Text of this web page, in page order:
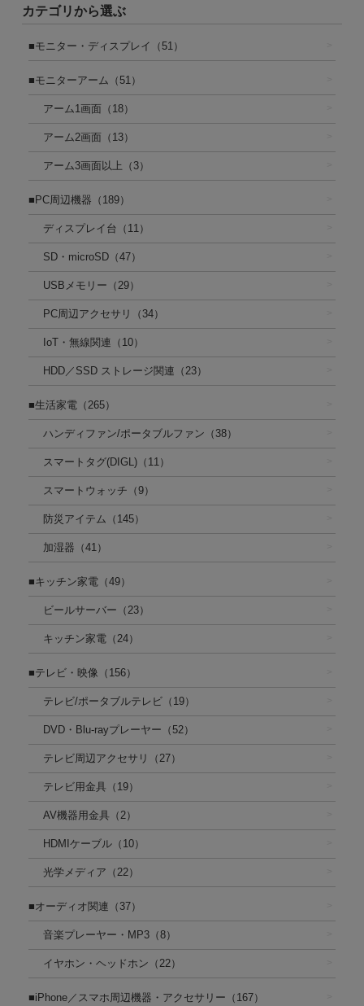
カテゴリから選ぶ
■モニター・ディスプレイ（51）
■モニターアーム（51）
アーム1画面（18）
アーム2画面（13）
アーム3画面以上（3）
■PC周辺機器（189）
ディスプレイ台（11）
SD・microSD（47）
USBメモリー（29）
PC周辺アクセサリ（34）
IoT・無線関連（10）
HDD／SSD ストレージ関連（23）
■生活家電（265）
ハンディファン/ポータブルファン（38）
スマートタグ(DIGL)（11）
スマートウォッチ（9）
防災アイテム（145）
加湿器（41）
■キッチン家電（49）
ビールサーバー（23）
キッチン家電（24）
■テレビ・映像（156）
テレビ/ポータブルテレビ（19）
DVD・Blu-rayプレーヤー（52）
テレビ周辺アクセサリ（27）
テレビ用金具（19）
AV機器用金具（2）
HDMIケーブル（10）
光学メディア（22）
■オーディオ関連（37）
音楽プレーヤー・MP3（8）
イヤホン・ヘッドホン（22）
■iPhone／スマホ周辺機器・アクセサリー（167）